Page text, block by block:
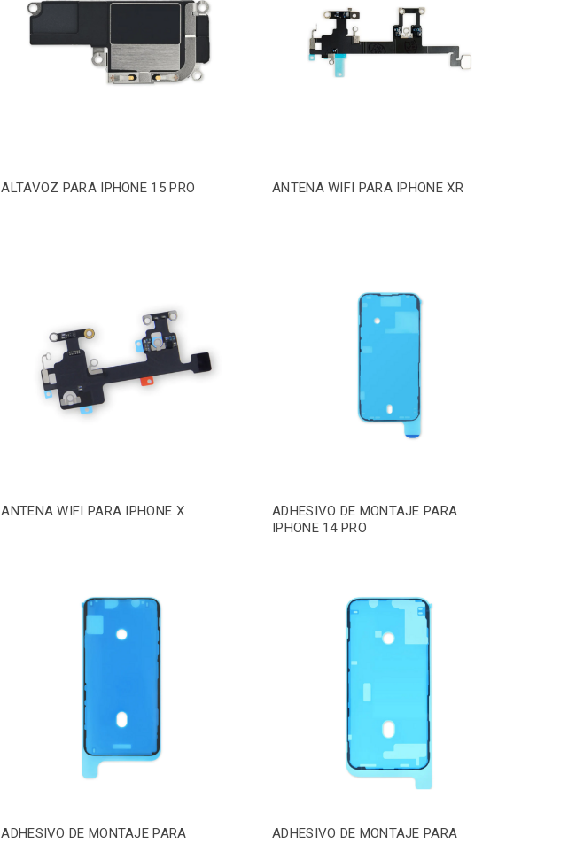
ALTAVOZ PARA IPHONE 15 PRO ANTENA WIFI PARA IPHONE XR
ANTENA WIFI PARA IPHONE X
ADHESIVO DE MONTAJE PARA
IPHONE 14 PRO
ADHESIVO DE MONTAJE PARA
ADHESIVO DE MONTAJE PARA